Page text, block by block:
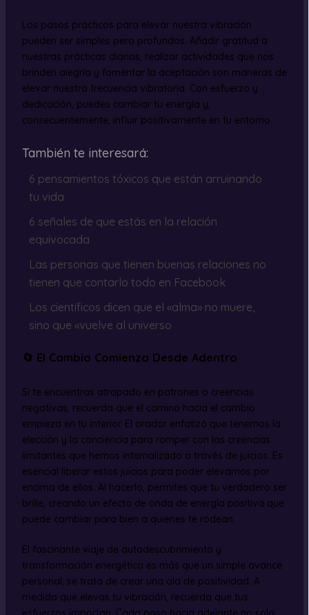
Los pasos prácticos para elevar nuestra vibración
pueden ser simples pero profundos. Añadir gratitud a
nuestras prácticas diarias, realizar actividades que nos
brinden alegría y fomentar la aceptación son maneras de
elevar nuestra frecuencia vibratoria. Con esfuerzo y
dedicación, puedes cambiar tu energía y,
consecuentemente, influir positivamente en tu entorno.
También te interesará:
6 pensamientos tóxicos que están arruinando
tu vida
6 señales de que estás en la relación
equivocada
Las personas que tienen buenas relaciones no
tienen que contarlo todo en Facebook
Los científicos dicen que el «alma» no muere,
sino que «vuelve al universo
🔄 El Cambio Comienza Desde Adentro
Si te encuentras atrapado en patrones o creencias
negativas, recuerda que el camino hacia el cambio
empieza en tu interior. El orador enfatizó que tenemos la
elección y la conciencia para romper con las creencias
limitantes que hemos internalizado a través de juicios. Es
esencial liberar estos juicios para poder elevarnos por
encima de ellos. Al hacerlo, permites que tu verdadero ser
brille, creando un efecto de onda de energía positiva que
puede cambiar para bien a quienes te rodean.
El fascinante viaje de autodescubrimiento y
transformación energética es más que un simple avance
personal; se trata de crear una ola de positividad. A
medida que elevas tu vibración, recuerda que tus